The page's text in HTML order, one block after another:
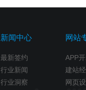
新闻中心
最新签约
行业新闻
行业洞察
网站
APP
建站
网页